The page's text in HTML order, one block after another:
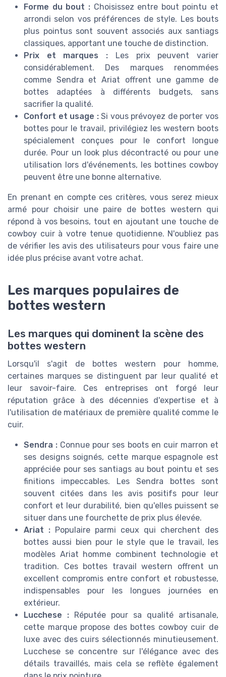
Forme du bout : Choisissez entre bout pointu et
arrondi selon vos préférences de style. Les bouts
plus pointus sont souvent associés aux santiags
classiques, apportant une touche de distinction.
Prix et marques : Les prix peuvent varier
considérablement. Des marques renommées
comme Sendra et Ariat offrent une gamme de
bottes adaptées à différents budgets, sans
sacrifier la qualité.
Confort et usage :Si vous prévoyez de porter vos
bottes pour le travail, privilégiez les western boots
spécialement conçues pour le confort longue
durée. Pour un look plus décontracté ou pour une
utilisation lors d'événements, les bottines cowboy
peuvent être une bonne alternative.
En prenant en compte ces critères, vous serez mieux
armé pour choisir une paire de bottes western qui
répond à vos besoins, tout en ajoutant une touche de
cowboy cuir à votre tenue quotidienne. N'oubliez pas
de vérifier les avis des utilisateurs pour vous faire une
idée plus précise avant votre achat.
Les marques populaires de
bottes western
Les marques qui dominent la scène des
bottes western
Lorsqu'il s'agit de bottes western pour homme,
certaines marques se distinguent par leur qualité et
leur savoir-faire. Ces entreprises ont forgé leur
réputation grâce à des décennies d'expertise et à
l'utilisation de matériaux de première qualité comme le
cuir.
Sendra : Connue pour ses boots en cuir marron et
ses designs soignés, cette marque espagnole est
appréciée pour ses santiags au bout pointu et ses
finitions impeccables. Les Sendra bottes sont
souvent citées dans les avis positifs pour leur
confort et leur durabilité, bien qu'elles puissent se
situer dans une fourchette de prix plus élevée.
Ariat : Populaire parmi ceux qui cherchent des
bottes aussi bien pour le style que le travail, les
modèles Ariat homme combinent technologie et
tradition. Ces bottes travail western offrent un
excellent compromis entre confort et robustesse,
indispensables pour les longues journées en
extérieur.
Lucchese : Réputée pour sa qualité artisanale,
cette marque propose des bottes cowboy cuir de
luxe avec des cuirs sélectionnés minutieusement.
Lucchese se concentre sur l'élégance avec des
détails travaillés, mais cela se reflète également